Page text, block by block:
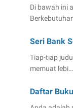
Di bawah ini
Seri Bank
Tiap-tiap
memuat lebi…
Daftar